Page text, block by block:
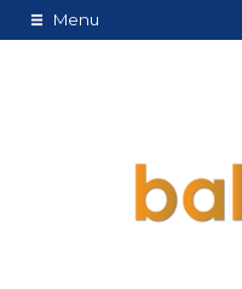
Menu